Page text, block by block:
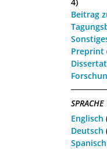
Beitrag
Preprint
SPRACHE
Englisch
Deutsch
Spanisch